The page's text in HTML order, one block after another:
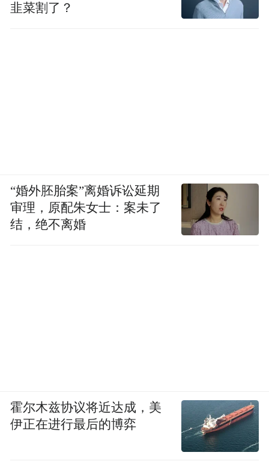
韭菜割了？
“婚外胚胎案”离婚诉讼延期
审理，原配朱女士：案未了
结，绝不离婚
霍尔木兹协议将近达成，美
伊正在进行最后的博弈